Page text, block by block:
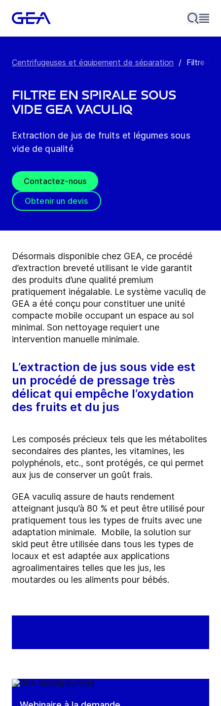
Centrifugeuses et équipement de séparation / Filtre à
Filtre en spirale sous
vide GEA vaculiq
Extraction de jus de fruits et légumes sous
vide de qualité
Contactez-nous
Obtenir un devis
Désormais disponible chez GEA, ce procédé
d’extraction breveté utilisant le vide garantit
des produits d’une qualité premium
pratiquement inégalable. Le système vaculiq de
GEA a été conçu pour constituer une unité
compacte mobile occupant un espace au sol
minimal. Son nettoyage requiert une
intervention manuelle minimale.
L’extraction de jus sous vide est
un procédé de pressage très
délicat qui empêche l’oxydation
des fruits et du jus
Les composés précieux tels que les métabolites
secondaires des plantes, les vitamines, les
polyphénols, etc., sont protégés, ce qui permet
aux jus de conserver un goût frais.
GEA vaculiq assure de hauts rendement
atteignant jusqu’à 80 % et peut être utilisé pour
pratiquement tous les types de fruits avec une
adaptation minimale. Mobile, la solution sur
skid peut être utilisée dans tous les types de
locaux et est adaptée aux applications
agroalimentaires telles que les jus, les
moutardes ou les aliments pour bébés.